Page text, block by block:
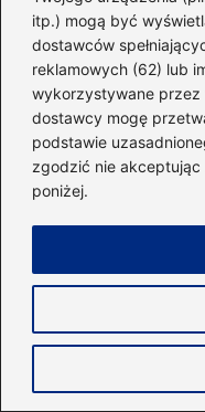
itp.) mogą być
dostawców
reklamowych (62) lub
wykorzystywane
dostawcy mogę
podstawie
zgodzić nie
poniżej.
Dodaj
Twój adres email
Wymagane pola
Komentarz